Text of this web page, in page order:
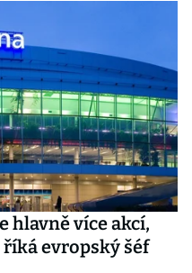
hlavně více akcí,
evropský šéf